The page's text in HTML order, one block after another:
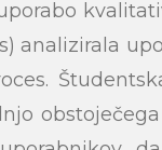
analizirala